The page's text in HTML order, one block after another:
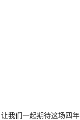
我们一起期待这场四年